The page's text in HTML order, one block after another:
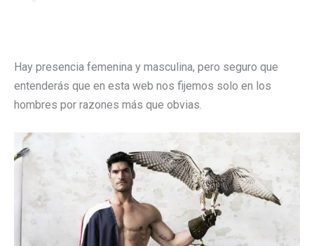
Hay presencia femenina y masculina, pero seguro que
entenderás que en esta web nos fijemos solo en los
hombres por razones más que obvias.